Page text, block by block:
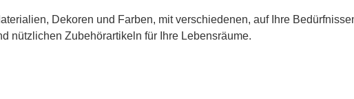
Dekoren und Farben, mit verschiedenen, auf Ihre
nützlichen Zubehörartikeln für Ihre Lebensräume.